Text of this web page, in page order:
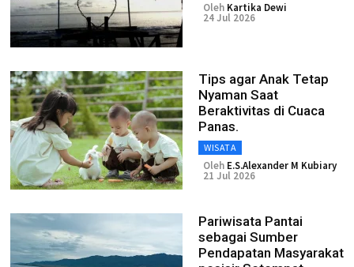
Oleh Kartika Dewi
24 Jul 2026
Tips agar Anak Tetap
Nyaman Saat
Beraktivitas di Cuaca
Panas.
WISATA
Oleh E.S.Alexander M Kubiary
21 Jul 2026
Pariwisata Pantai
sebagai Sumber
Pendapatan Masyarakat